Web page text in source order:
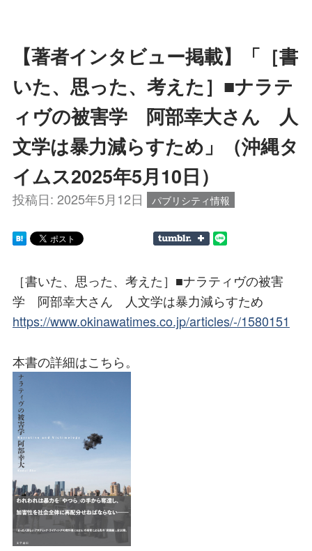
【著者インタビュー掲載】「［書
いた、思った、考えた］■ナラテ
ィヴの被害学 阿部幸大さん 人
文学は暴力減らすため」（沖縄タ
イムス2025年5月10日）
投稿日: 2025年5月12日 パブリシティ情報
［書いた、思った、考えた］■ナラティヴの被害
学 阿部幸大さん 人文学は暴力減らすため
https://www.okinawatimes.co.jp/articles/-/1580151
本書の詳細はこちら。